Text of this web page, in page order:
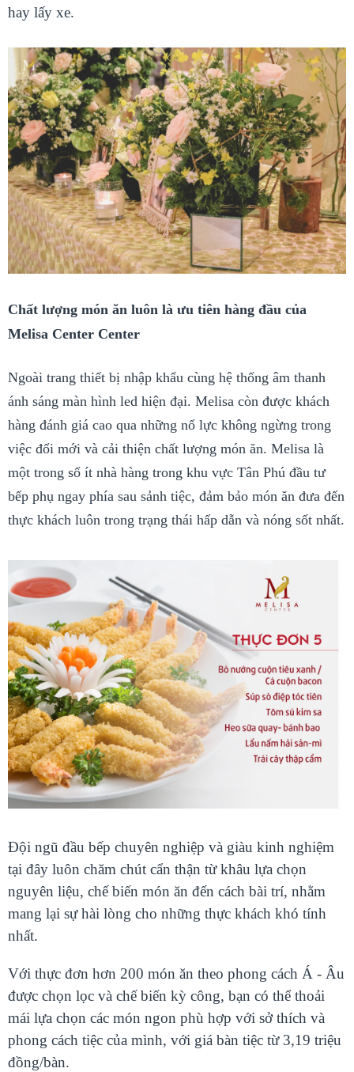
hay lấy xe.
Chất lượng món ăn luôn là ưu tiên hàng đầu của
Melisa Center Center
Ngoài trang thiết bị nhập khẩu cùng hệ thống âm thanh
ánh sáng màn hình led hiện đại. Melisa còn được khách
hàng đánh giá cao qua những nổ lực không ngừng trong
việc đổi mới và cải thiện chất lượng món ăn. Melisa là
một trong số ít nhà hàng trong khu vực Tân Phú đầu tư
bếp phụ ngay phía sau sảnh tiệc, đảm bảo món ăn đưa đến
thực khách luôn trong trạng thái hấp dẫn và nóng sốt nhất.
Đội ngũ đầu bếp chuyên nghiệp và giàu kinh nghiệm
tại đây luôn chăm chút cẩn thận từ khâu lựa chọn
nguyên liệu, chế biến món ăn đến cách bài trí, nhằm
mang lại sự hài lòng cho những thực khách khó tính
nhất.
Với thực đơn hơn 200 món ăn theo phong cách Á - Âu
được chọn lọc và chế biến kỳ công, bạn có thể thoải
mái lựa chọn các món ngon phù hợp với sở thích và
phong cách tiệc của mình, với giá bàn tiệc từ 3,19 triệu
đồng/bàn.